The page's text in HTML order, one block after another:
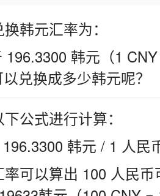
韩元汇率为：
196.3300 韩元（1
兑换成多少韩元呢？
公式进行计算：
韩元 / 1 人民
可以算出 100 人民